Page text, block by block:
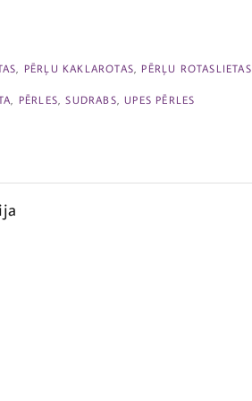
PĒRĻU KAKLAROTAS PĒRĻU ROTASLIETAS
PĒRLES ,SUDRABS ,UPES PĒRLES